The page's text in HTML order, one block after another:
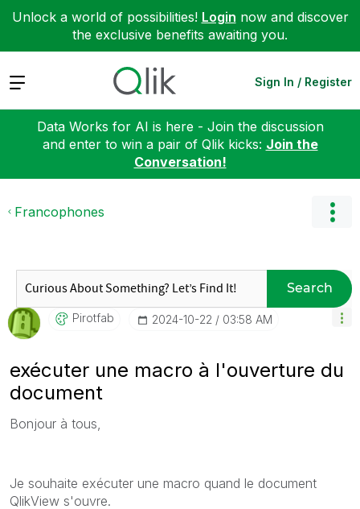
Unlock a world of possibilities! Login now and discover
the exclusive benefits awaiting you.
Expand Sign In / Register
Data Works for AI is here - Join the discussion
and enter to win a pair of Qlik kicks: Join the
Conversation!
Francophones
Search
Pirotfab ‎2024-10-22 03:58 AM
exécuter une macro à l'ouverture du
document
Bonjour à tous,
Je souhaite exécuter une macro quand le document
QlikView s'ouvre.